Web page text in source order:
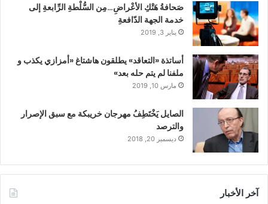
صَحافةُ هَتْكِ الأعْراضِ…مِن السُّلْطةِ الرِّابعةِ إلى
خدمة الجهة الدّافعةِ
يناير 3, 2019
أساتذة «التعاقد» يطلقون هاشتاغ «أمزازي يكذب و
ملفنا لم يتم حله بعد»
مارس 10, 2019
الصايل يَخْتَطِفُ مهرجان خريبكة مع سبق الإصرار
والترصد
ديسمبر 20, 2018
آخر الأخبار